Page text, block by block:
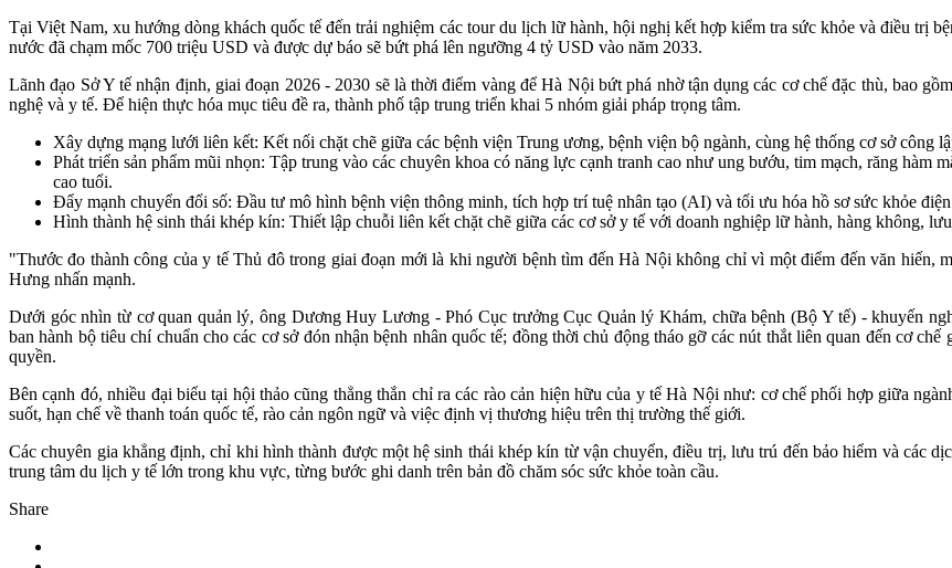
Tại Việt Nam, xu hướng dòng khách quốc tế đến trải nghiệm các tour du lịch lữ hành, hội nghị kết hợp kiểm tra sức khỏe và điều trị
nước đã chạm mốc 700 triệu USD và được dự báo sẽ bứt phá lên ngưỡng 4 tỷ USD vào năm 2033.
Lãnh đạo Sở Y tế nhận định, giai đoạn 2026 - 2030 sẽ là thời điểm vàng để Hà Nội bứt phá nhờ tận dụng các cơ chế đặc thù, bao
nghệ và y tế. Để hiện thực hóa mục tiêu đề ra, thành phố tập trung triển khai 5 nhóm giải pháp trọng tâm.
Xây dựng mạng lưới liên kết: Kết nối chặt chẽ giữa các bệnh viện Trung ương, bệnh viện bộ ngành, cùng hệ thống cơ sở công
Phát triển sản phẩm mũi nhọn: Tập trung vào các chuyên khoa có năng lực cạnh tranh cao như ung bướu, tim mạch, răng hàm
cao tuổi.
Đẩy mạnh chuyển đổi số: Đầu tư mô hình bệnh viện thông minh, tích hợp trí tuệ nhân tạo (AI) và tối ưu hóa hồ sơ sức khỏe
Hình thành hệ sinh thái khép kín: Thiết lập chuỗi liên kết chặt chẽ giữa các cơ sở y tế với doanh nghiệp lữ hành, hàng không,
"Thước đo thành công của y tế Thủ đô trong giai đoạn mới là khi người bệnh tìm đến Hà Nội không chỉ vì một điểm đến văn hiến,
Hưng nhấn mạnh.
Dưới góc nhìn từ cơ quan quản lý, ông Dương Huy Lương - Phó Cục trưởng Cục Quản lý Khám, chữa bệnh (Bộ Y tế) - khuyến
ban hành bộ tiêu chí chuẩn cho các cơ sở đón nhận bệnh nhân quốc tế; đồng thời chủ động tháo gỡ các nút thắt liên quan đến cơ
quyền.
Bên cạnh đó, nhiều đại biểu tại hội thảo cũng thẳng thắn chỉ ra các rào cản hiện hữu của y tế Hà Nội như: cơ chế phối hợp giữa
suốt, hạn chế về thanh toán quốc tế, rào cản ngôn ngữ và việc định vị thương hiệu trên thị trường thế giới.
Các chuyên gia khẳng định, chỉ khi hình thành được một hệ sinh thái khép kín từ vận chuyển, điều trị, lưu trú đến bảo hiểm và các
trung tâm du lịch y tế lớn trong khu vực, từng bước ghi danh trên bản đồ chăm sóc sức khỏe toàn cầu.
Share